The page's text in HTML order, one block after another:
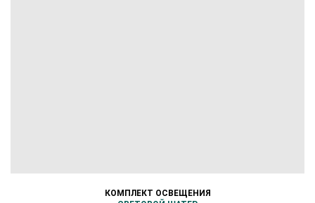
КОМПЛЕКТ ОСВЕЩЕНИЯ